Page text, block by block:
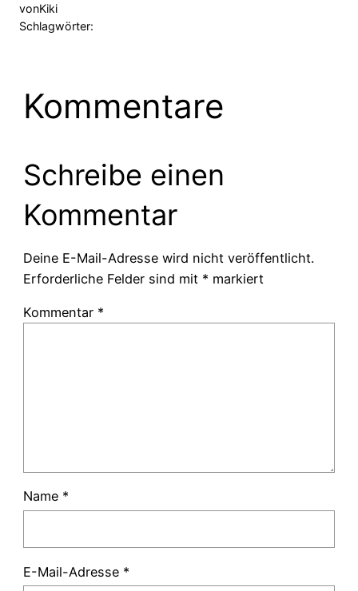
vonKiki
Schlagwörter:
Kommentare
Schreibe einen
Kommentar
Deine E-Mail-Adresse wird nicht veröffentlicht.
Erforderliche Felder sind mit * markiert
Kommentar *
Name *
E-Mail-Adresse *